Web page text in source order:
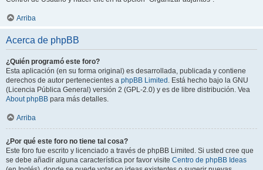
Arriba
Acerca de phpBB
¿Quién programó este foro?
Esta aplicación (en su forma original) es desarrollada, publicada y contiene
derechos de autor pertenecientes a phpBB Limited . Está hecho bajo la GNU
(Licencia Pública General) versión 2 (GPL-2.0) y es de libre distribución. Vea
About phpBB para más detalles.
Arriba
¿Por qué este foro no tiene tal cosa?
Este foro fue escrito y licenciado a través de phpBB Limited. Si usted cree que
se debe añadir alguna característica por favor visite Centro de phpBB Ideas